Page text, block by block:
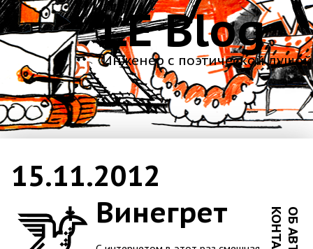
LE Blog
Инженер с поэтической душой
15.11.2012
Винегрет